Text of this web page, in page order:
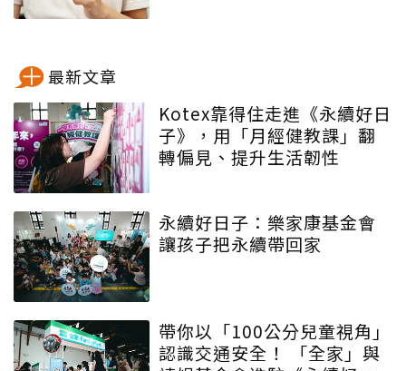
最新文章
Kotex靠得住走進《永續好日
子》，用「月經健教課」翻
轉偏見、提升生活韌性
永續好日子：樂家康基金會
讓孩子把永續帶回家
帶你以「100公分兒童視角」
認識交通安全！ 「全家」與